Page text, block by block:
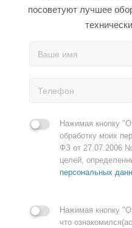
посоветуют лучшее
Нажимая кнопку
обработку моих
ФЗ от 27.07.2006
целей,
персональных
Нажимая кнопку
что